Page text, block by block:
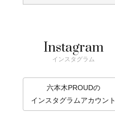
Instagram
インスタグラム
六本木PROUDの
インスタグラムアカウント